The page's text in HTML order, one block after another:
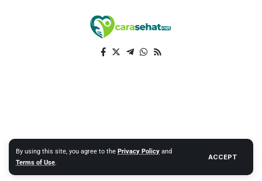
By using this site, you agree to the Privacy Policy and
Terms of Use.
ACCEPT